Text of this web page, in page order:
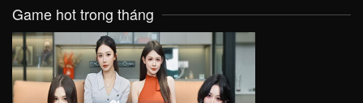
Game hot trong tháng
VIEW